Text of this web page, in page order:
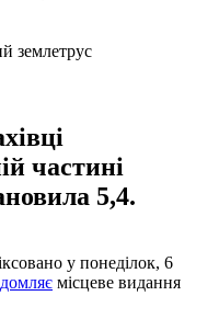
частині
5,4.
у понеділок, 6
місцеве видання